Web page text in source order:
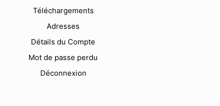
Téléchargements
Adresses
Détails du Compte
Mot de passe perdu
Déconnexion